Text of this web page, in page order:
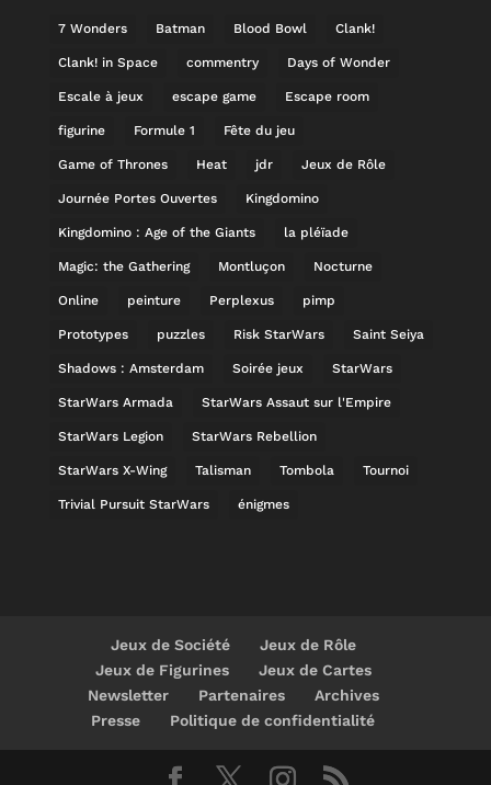
7 Wonders Batman Blood Bowl Clank!
Clank! in Space commentry Days of Wonder
Escale à jeux escape game Escape room
figurine Formule 1 Fête du jeu
Game of Thrones Heat jdr Jeux de Rôle
Journée Portes Ouvertes Kingdomino
Kingdomino : Age of the Giants la pléïade
Magic: the Gathering Montluçon Nocturne
Online peinture Perplexus pimp
Prototypes puzzles Risk StarWars Saint Seiya
Shadows : Amsterdam Soirée jeux StarWars
StarWars Armada StarWars Assaut sur l'Empire
StarWars Legion StarWars Rebellion
StarWars X-Wing Talisman Tombola Tournoi
Trivial Pursuit StarWars énigmes
Jeux de Société
Jeux de Rôle
Jeux de Figurines
Jeux de Cartes
Newsletter
Partenaires
Archives
Presse
Politique de confidentialité